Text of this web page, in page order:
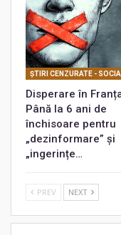
ŞTIRI CENZURATE -
Disperare în
Până la 6 ani de
închisoare pentru
„dezinformare” și
„ingerințe…
PREV NEXT